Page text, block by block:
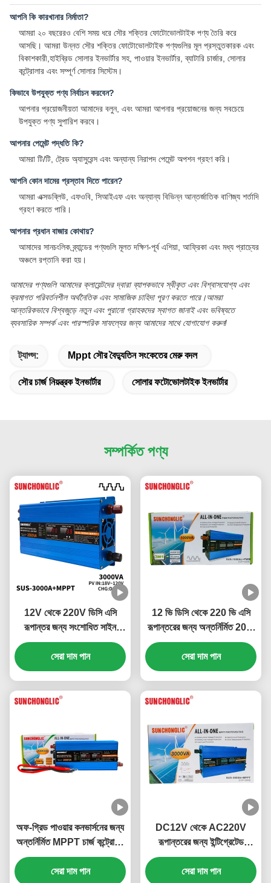
আপনি কি কারখানার নির্মাতা?
আমরা ২০ বছরেরও বেশি সময় ধরে সৌর শক্তির ফোটোভোলটাইক পণ্য তৈরি করে
আসছি। আমরা উন্নত সৌর শক্তির ফোটোভোলটাইক পণ্যগুলির মূল প্রস্তুতকারক এবং
বিকাশকারী,হাইব্রিড সোলার ইনভার্টার সহ, পাওয়ার ইনভার্টার, ব্যাটারি চার্জার, সোলার
কন্ট্রোলার এবং সম্পূর্ণ সোলার সিস্টেম।
কিভাবে উপযুক্ত পণ্য নির্বাচন করবেন?
আপনার প্রয়োজনীয়তা আমাদের বলুন, এবং আমরা আপনার প্রয়োজনের জন্য সবচেয়ে
উপযুক্ত পণ্য সুপারিশ করবে।
আপনার পেমেন্ট পদ্ধতি কি?
আমরা টি/টি, ট্রেড অ্যাসুরেন্স এবং অন্যান্য নিরাপদ পেমেন্ট অপশন গ্রহণ করি।
আপনি কোন দামের প্রস্তাব দিতে পারেন?
আমরা এক্সডব্লিউ, এফওবি, সিআইএফ এবং অন্যান্য বিভিন্ন আন্তর্জাতিক বাণিজ্য শর্তাদি
গ্রহণ করতে পারি।
আপনার প্রধান বাজার কোথায়?
আমাদের সানচংলিক ব্র্যান্ডের পণ্যগুলি মূলত দক্ষিণ-পূর্ব এশিয়া, আফ্রিকা এবং মধ্য প্রাচ্যের
অঞ্চলে রপ্তানি করা হয়।
আমাদের পণ্যগুলি আমাদের ক্লায়েন্টদের দ্বারা ব্যাপকভাবে স্বীকৃত এবং বিশ্বাসযোগ্য এবং
ক্রমাগত পরিবর্তনশীল অর্থনৈতিক এবং সামাজিক চাহিদা পূরণ করতে পারে।আমরা
আন্তরিকভাবে বিশ্বজুড়ে নতুন এবং পুরানো গ্রাহকদের স্বাগত জানাই এবং ভবিষ্যতে
ব্যবসায়িক সম্পর্ক এবং পারস্পরিক সাফল্যের জন্য আমাদের সাথে যোগাযোগ করুন!
ট্যাগ্স: Mppt সৌর বৈদ্যুতিন সংকেতের মেরু বদল
সৌর চার্জ নিয়ন্ত্রক ইনভার্টার সোলার ফটোভোলটাইক ইনভার্টার
সম্পর্কিত পণ্য
12V থেকে 220V ডিসি এসি
রূপান্তর জন্য সংশোধিত সাইন
ওয়েভ সহ 3000W এমপিপিটি সৌর
ইনভার্টার
সেরা দাম পান
12 ভি ডিসি থেকে 220 ভি এসি
রূপান্তরের জন্য অন্তর্নির্মিত 20 এ
পিডব্লিউএম সোলার চার্জ কন্ট্রোলারের
সাথে 1000W সংশোধিত সাইন
ওয়েভ সোলার ইনভার্টার
সেরা দাম পান
অফ-গ্রিড পাওয়ার কনভার্সনের জন্য
অন্তর্নির্মিত MPPT চার্জ কন্ট্রোলার
সহ 2000VA সংশোধিত সাইন
ওয়েভ সোলার ইনভার্টার
সেরা দাম পান
DC12V থেকে AC220V
রূপান্তরের জন্য ইন্টিগ্রেটেড
MPPT চার্জ কন্ট্রোলারের সাথে
3000W সংশোধিত সাইন ওয়েভ
সেরা দাম পান